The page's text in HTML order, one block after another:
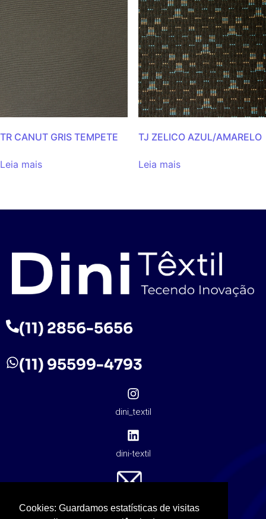
TR CANUT GRIS TEMPETE
Leia mais
TJ ZELICO AZUL/AMARELO
Leia mais
(11) 2856-5656
(11) 95599-4793
dini_textil
dini-textil
contato@dinitextil.com.br
Cookies: Guardamos estatísticas de visitas